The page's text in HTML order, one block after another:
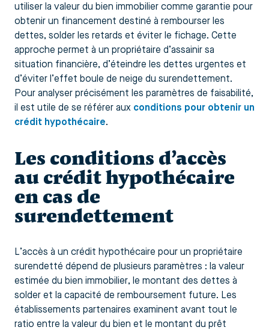
utiliser la valeur du bien immobilier comme garantie pour
obtenir un financement destiné à rembourser les
dettes, solder les retards et éviter le fichage. Cette
approche permet à un propriétaire d’assainir sa
situation financière, d’éteindre les dettes urgentes et
d’éviter l’effet boule de neige du surendettement.
Pour analyser précisément les paramètres de faisabilité,
il est utile de se référer aux conditions pour obtenir un
crédit hypothécaire.
Les conditions d’accès
au crédit hypothécaire
en cas de
surendettement
L’accès à un crédit hypothécaire pour un propriétaire
surendetté dépend de plusieurs paramètres : la valeur
estimée du bien immobilier, le montant des dettes à
solder et la capacité de remboursement future. Les
établissements partenaires examinent avant tout le
ratio entre la valeur du bien et le montant du prêt